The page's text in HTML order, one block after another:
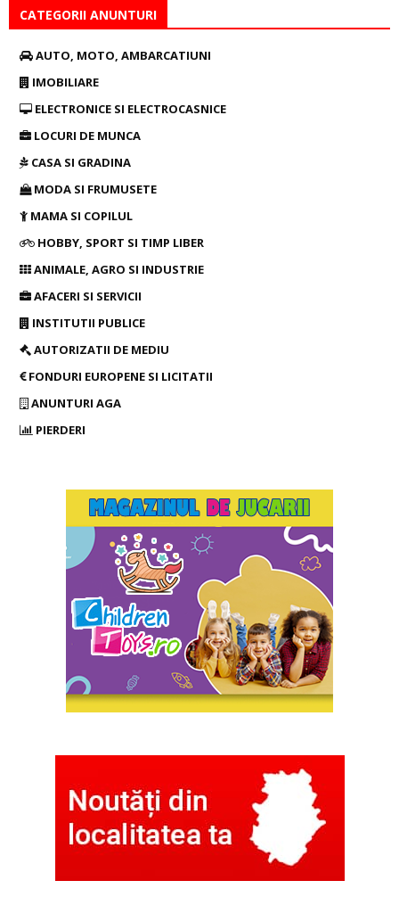
CATEGORII ANUNTURI
AUTO, MOTO, AMBARCATIUNI
IMOBILIARE
ELECTRONICE SI ELECTROCASNICE
LOCURI DE MUNCA
CASA SI GRADINA
MODA SI FRUMUSETE
MAMA SI COPILUL
HOBBY, SPORT SI TIMP LIBER
ANIMALE, AGRO SI INDUSTRIE
AFACERI SI SERVICII
INSTITUTII PUBLICE
AUTORIZATII DE MEDIU
FONDURI EUROPENE SI LICITATII
ANUNTURI AGA
PIERDERI